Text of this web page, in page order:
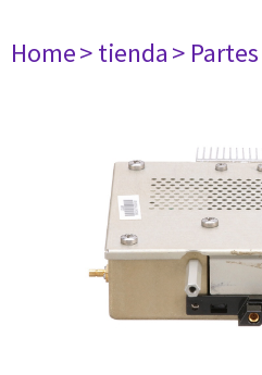
Home> tienda> Partes